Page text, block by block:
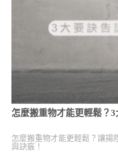
怎麼搬重物才能更輕鬆？3
怎麼搬重物才能更輕鬆？讓揚
與訣竅！